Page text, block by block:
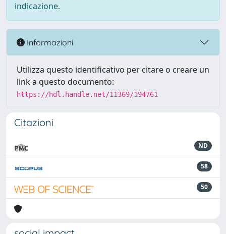
indicazione.
Informazioni
Utilizza questo identificativo per citare o creare un
link a questo documento:
https://hdl.handle.net/11369/194761
Citazioni
ND
58
50